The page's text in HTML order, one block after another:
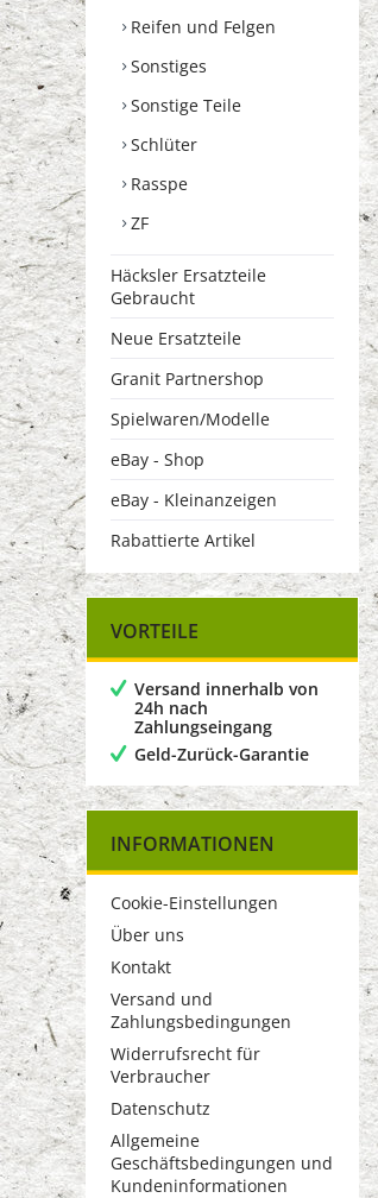
Reifen und Felgen
Sonstiges
Sonstige Teile
Schlüter
Rasspe
ZF
Häcksler Ersatzteile
Gebraucht
Neue Ersatzteile
Granit Partnershop
Spielwaren/Modelle
eBay - Shop
eBay - Kleinanzeigen
Rabattierte Artikel
VORTEILE
Versand innerhalb von
24h nach
Zahlungseingang
Geld-Zurück-Garantie
INFORMATIONEN
Cookie-Einstellungen
Über uns
Kontakt
Versand und
Zahlungsbedingungen
Widerrufsrecht für
Verbraucher
Datenschutz
Allgemeine
Geschäftsbedingungen und
Kundeninformationen